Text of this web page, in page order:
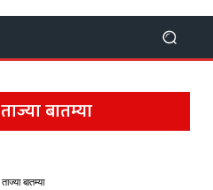
ताज्या बातम्या
ताज्या बातम्या